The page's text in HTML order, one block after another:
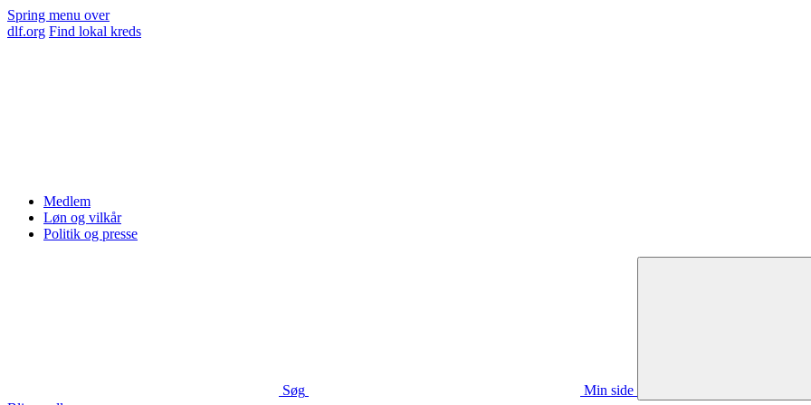
Spring menu over
dlf.org Find lokal kreds
Medlem
Løn og vilkår
Politik og presse
Søg
Min side